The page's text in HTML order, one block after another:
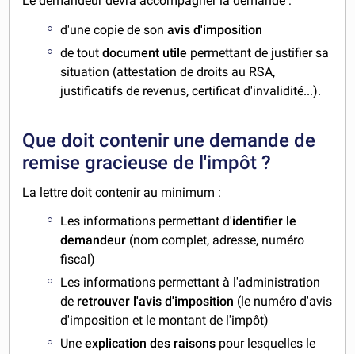
d'une copie de sonavis d'imposition
de toutdocument utile permettant de justifier sa
situation (attestation de droits au RSA,
justificatifs de revenus, certificat d'invalidité...).
Que doit contenir une demande de
remise gracieuse de l'impôt ?
La lettre doit contenir au minimum :
Les informations permettant d'identifier le
demandeur (nom complet, adresse, numéro
fiscal)
Les informations permettant à l'administration
de retrouver l'avis d'imposition (le numéro d'avis
d'imposition et le montant de l'impôt)
Uneexplication des raisons pour lesquelles le